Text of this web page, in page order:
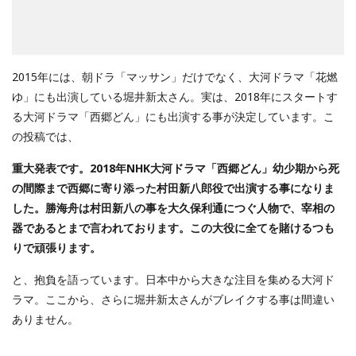
2015年には、朝ドラ「マッサン」だけでなく、大河ドラマ「花燃
ゆ」にも出演している堀井新太さん。実は、2018年にスタートす
る大河ドラマ「西郷どん」にも出演する事が決定しています。こ
の投稿では、
重大発表です。2018年NHK大河ドラマ「西郷どん」幼少期から死
の間際まで西郷に寄り添った村田新八郎役で出演する事になりま
した。勝海舟は村田新八の事を大久保利通につぐ人物で、宰相の
器であるとまで言われております。この大役に全てを賭けるつも
りで頑張ります。
と、抱負を語っています。日本中から大きな注目を集める大河ド
ラマ。ここから、さらに堀井新太さんがブレイクする事は間違い
ありません。